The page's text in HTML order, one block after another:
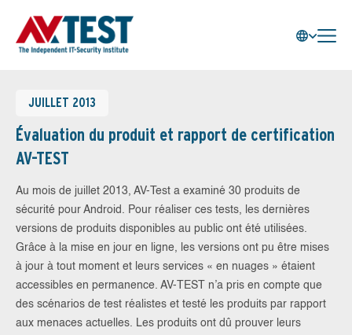
JUILLET 2013
Évaluation du produit et rapport de certification
AV-TEST
Au mois de juillet 2013, AV-Test a examiné 30 produits de
sécurité pour Android. Pour réaliser ces tests, les dernières
versions de produits disponibles au public ont été utilisées.
Grâce à la mise en jour en ligne, les versions ont pu être mises
à jour à tout moment et leurs services « en nuages » étaient
accessibles en permanence. AV-TEST n’a pris en compte que
des scénarios de test réalistes et testé les produits par rapport
aux menaces actuelles. Les produits ont dû prouver leurs